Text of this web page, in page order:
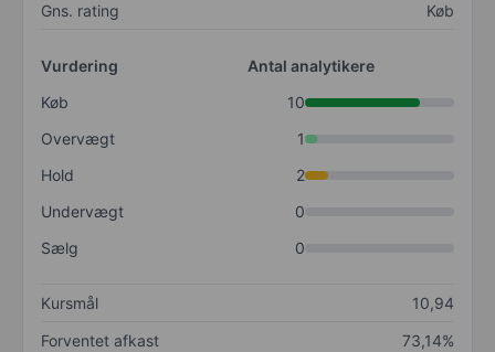
Gns. rating Køb
Vurdering
Antal analytikere
Køb
10
Overvægt
1
Hold
2
Undervægt
0
Sælg
0
Kursmål
10,94
Forventet afkast
73,14%